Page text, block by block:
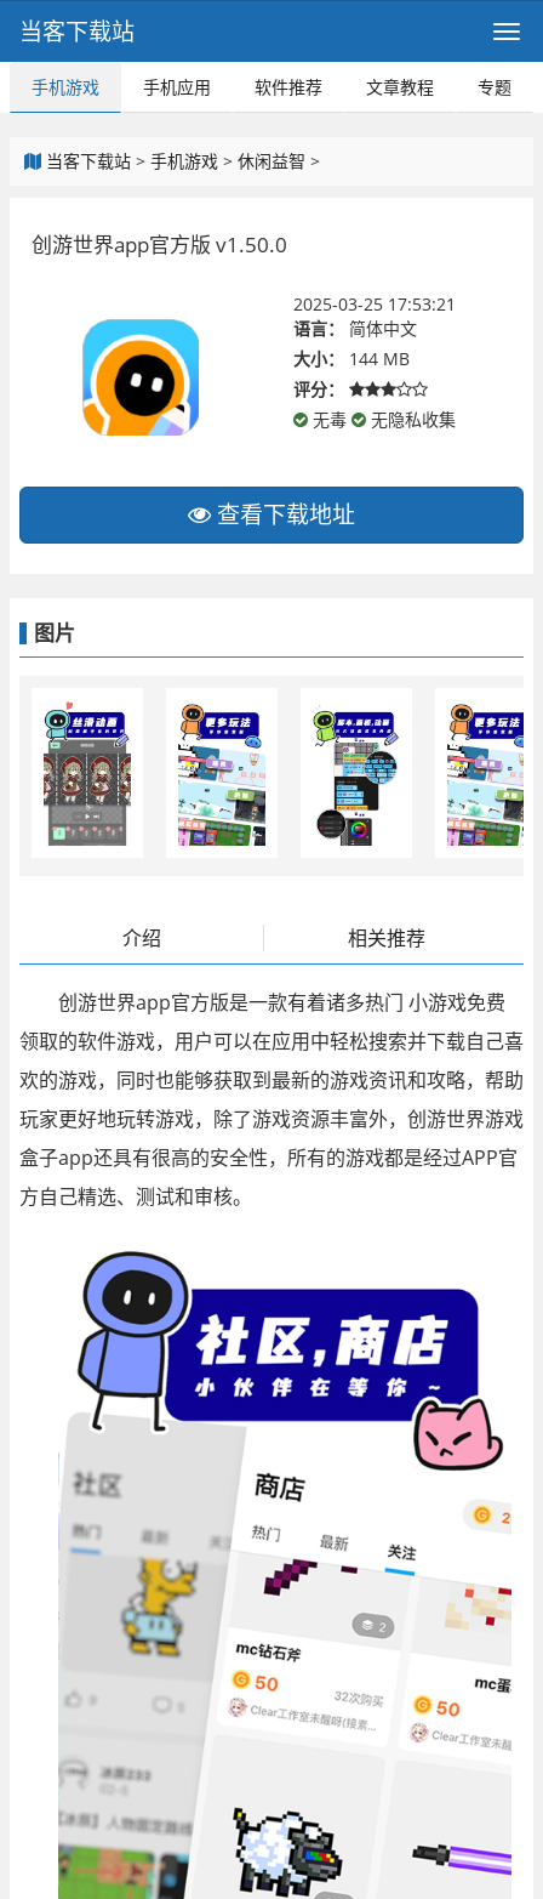
当客下载站
手机游戏 手机应用 软件推荐 文章教程 专题
当客下载站 > 手机游戏 > 休闲益智 >
创游世界app官方版 v1.50.0
2025-03-25 17:53:21
语言：
简体中文
大小：
144 MB
评分：
无毒
无隐私收集
查看下载地址
图片
介绍 相关推荐
创游世界app官方版是一款有着诸多热门 小游戏免费
领取的软件游戏，用户可以在应用中轻松搜索并下载自己喜
欢的游戏，同时也能够获取到最新的游戏资讯和攻略，帮助
玩家更好地玩转游戏，除了游戏资源丰富外，创游世界游戏
盒子app还具有很高的安全性，所有的游戏都是经过APP官
方自己精选、测试和审核。